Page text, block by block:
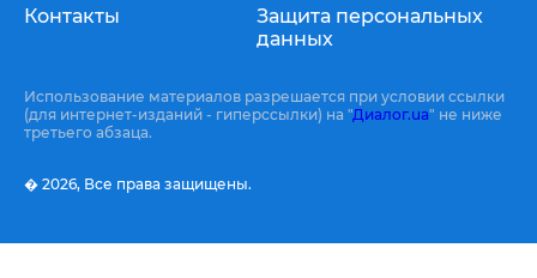
Контакты
Защита персональных
данных
Использование материалов разрешается при условии ссылки
(для интернет-изданий - гиперссылки) на "Диалог.ua" не ниже
третьего абзаца.
� 2026, Все права защищены.